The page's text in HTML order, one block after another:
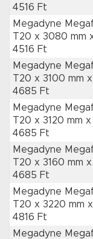
4516 Ft
Megadyne
T20 x 3080 mm
4516 Ft
Megadyne
T20 x 3100 mm
4685 Ft
Megadyne
T20 x 3120 mm x
4685 Ft
Megadyne
T20 x 3160 mm
4685 Ft
Megadyne
T20 x 3220 mm
4816 Ft
Megadyne